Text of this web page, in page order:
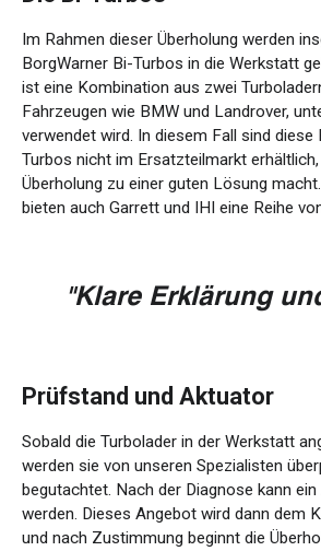
Im Rahmen dieser Überholung werden
BorgWarner Bi-Turbos in die Werkstatt
ist eine Kombination aus zwei
Fahrzeugen wie BMW und Landrover,
verwendet wird. In diesem Fall sind diese
Turbos nicht im Ersatzteilmarkt
Überholung zu einer guten Lösung
bieten auch Garrett und IHI eine Reihe
"Klare Erklärung
Prüfstand und Aktuator
Sobald die Turbolader in der Werkstatt
werden sie von unseren Spezialisten
begutachtet. Nach der Diagnose kann
werden. Dieses Angebot wird dann dem
und nach Zustimmung beginnt die